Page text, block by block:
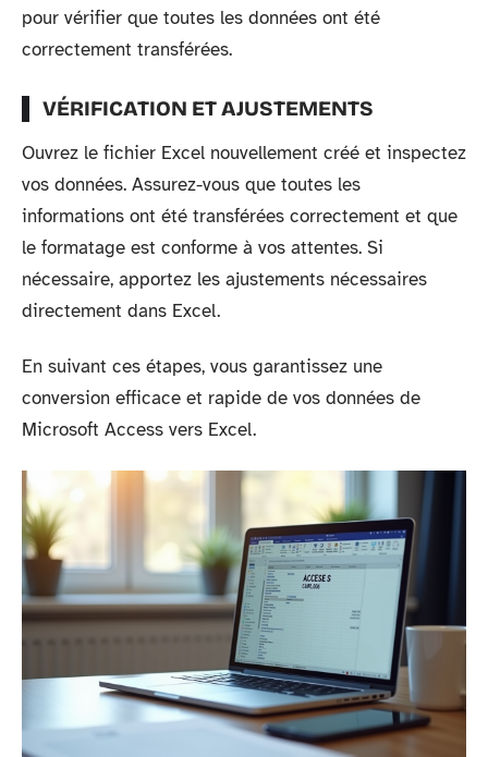
pour vérifier que toutes les données ont été
correctement transférées.
VÉRIFICATION ET AJUSTEMENTS
Ouvrez le fichier Excel nouvellement créé et inspectez
vos données. Assurez-vous que toutes les
informations ont été transférées correctement et que
le formatage est conforme à vos attentes. Si
nécessaire, apportez les ajustements nécessaires
directement dans Excel.
En suivant ces étapes, vous garantissez une
conversion efficace et rapide de vos données de
Microsoft Access vers Excel.